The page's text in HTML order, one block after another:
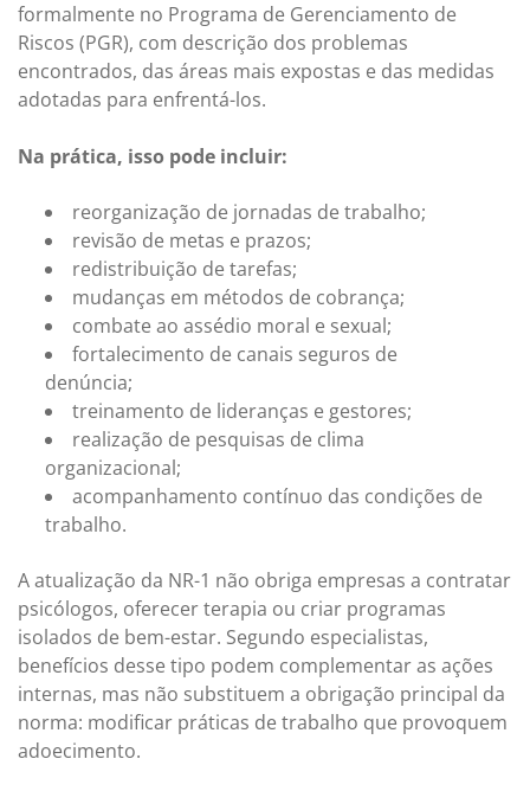
formalmente no Programa de Gerenciamento de
Riscos (PGR), com descrição dos problemas
encontrados, das áreas mais expostas e das medidas
adotadas para enfrentá-los.
Na prática, isso pode incluir:
reorganização de jornadas de trabalho;
revisão de metas e prazos;
redistribuição de tarefas;
mudanças em métodos de cobrança;
combate ao assédio moral e sexual;
fortalecimento de canais seguros de
denúncia;
treinamento de lideranças e gestores;
realização de pesquisas de clima
organizacional;
acompanhamento contínuo das condições de
trabalho.
A atualização da NR-1 não obriga empresas a contratar
psicólogos, oferecer terapia ou criar programas
isolados de bem-estar. Segundo especialistas,
benefícios desse tipo podem complementar as ações
internas, mas não substituem a obrigação principal da
norma: modificar práticas de trabalho que provoquem
adoecimento.